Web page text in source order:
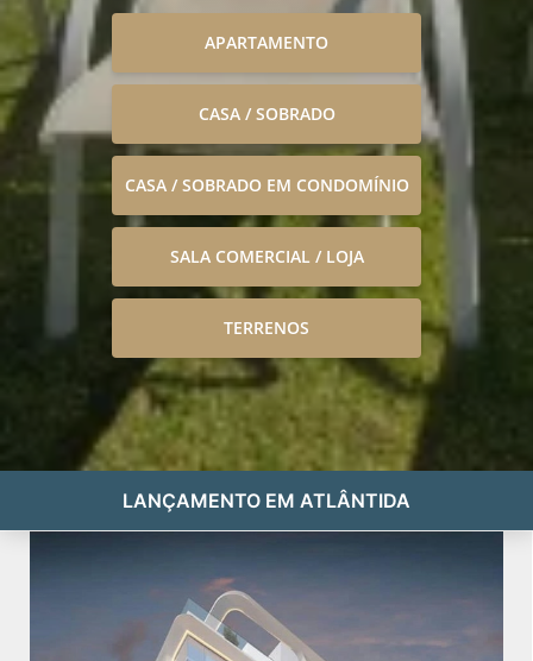
APARTAMENTO
CASA / SOBRADO
CASA / SOBRADO EM CONDOMÍNIO
SALA COMERCIAL / LOJA
TERRENOS
LANÇAMENTO EM ATLÂNTIDA